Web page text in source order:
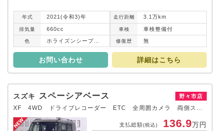
年式 2021(令和3)年 走行距離 3.1万km
排気量 660cc 車検 車検整備付
色 修復 歴 無
お問い合わせ 詳細はこちら
スズキ スペーシアベース 野々市店
XF 4WD ドライブレコーダー ETC 全周囲カメラ 両側スライド・片側電動 ナビ TV クリアランスソナー オートクルーズコントロール レーンアシスト 衝突被害軽減システム オートライト スマートキー
支払総額(税込) 136.9万円